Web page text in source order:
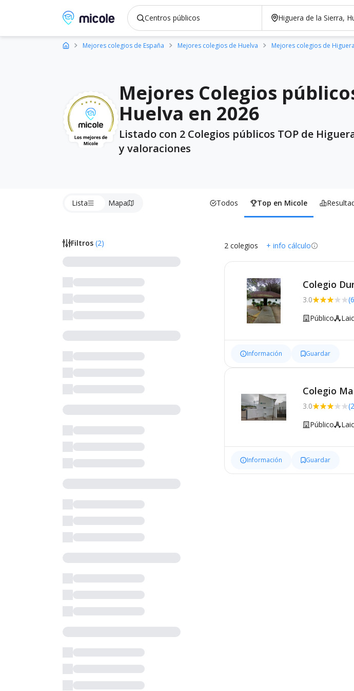
Micole, buscador de colegios
Mejores colegios de España Mejores colegios de Huelva Mejores colegios de
Mejores Colegios
Huelva en 2026
Listado con 2 Colegios públicos TOP de
y valoraciones
Lista Mapa Todos Top en Micole
Filtros (2) 2 colegios + info cálculo
Colegio
3.0
Público
Información Guardar
Colegio
3.0
Público
Información Guardar